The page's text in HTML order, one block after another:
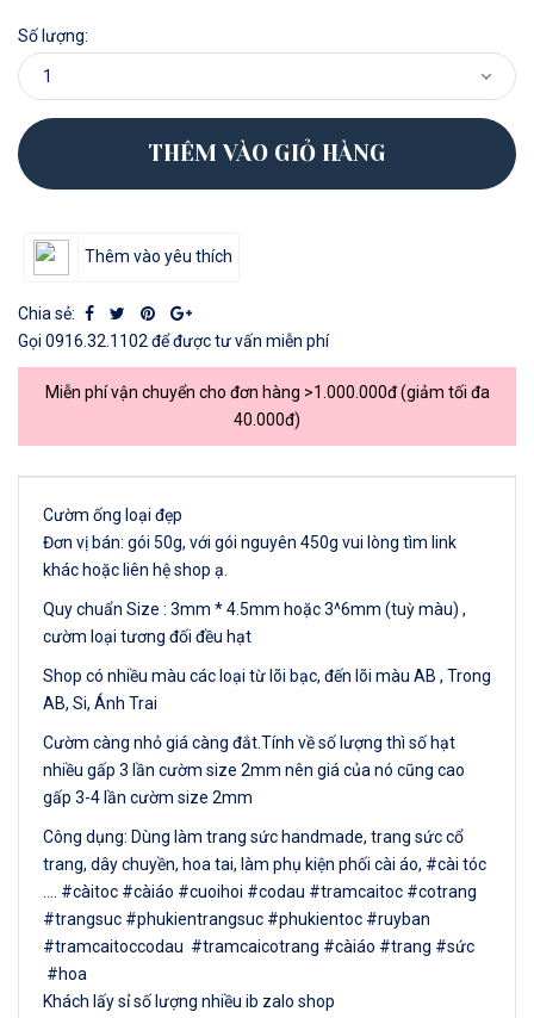
Số lượng:
THÊM VÀO GIỎ HÀNG
Thêm vào yêu thích
Chia sẻ:
Gọi 0916.32.1102để được tư vấn miễn phí
Miễn phí vận chuyển cho đơn hàng >1.000.000đ (giảm tối đa
40.000đ)
Cườm ống loại đẹp
Đơn vị bán: gói 50g, với gói nguyên 450g vui lòng tìm link
khác hoặc liên hệ shop ạ.
Quy chuẩn Size : 3mm * 4.5mm hoặc 3^6mm (tuỳ màu) ,
cườm loại tương đối đều hạt
Shop có nhiều màu các loại từ lõi bạc, đến lõi màu AB , Trong
AB, Si, Ánh Trai
Cườm càng nhỏ giá càng đắt.Tính về số lượng thì số hạt
nhiều gấp 3 lần cườm size 2mm nên giá của nó cũng cao
gấp 3-4 lần cườm size 2mm
Công dụng: Dùng làm trang sức handmade, trang sức cổ
trang, dây chuyền, hoa tai, làm phụ kiện phối cài áo, #cài tóc
.... #càitoc #càiáo #cuoihoi #codau #tramcaitoc #cotrang
#trangsuc #phukientrangsuc #phukientoc #ruyban
#tramcaitoccodau #tramcaicotrang #càiáo #trang #sức
#hoa
Khách lấy sỉ số lượng nhiều ib zalo shop